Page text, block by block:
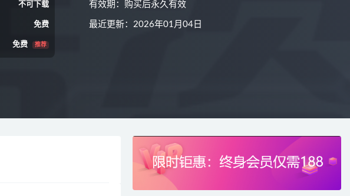
不可下载
免费
免费 推荐
有效期：购买后永久有效
最近更新：2026年01月04日